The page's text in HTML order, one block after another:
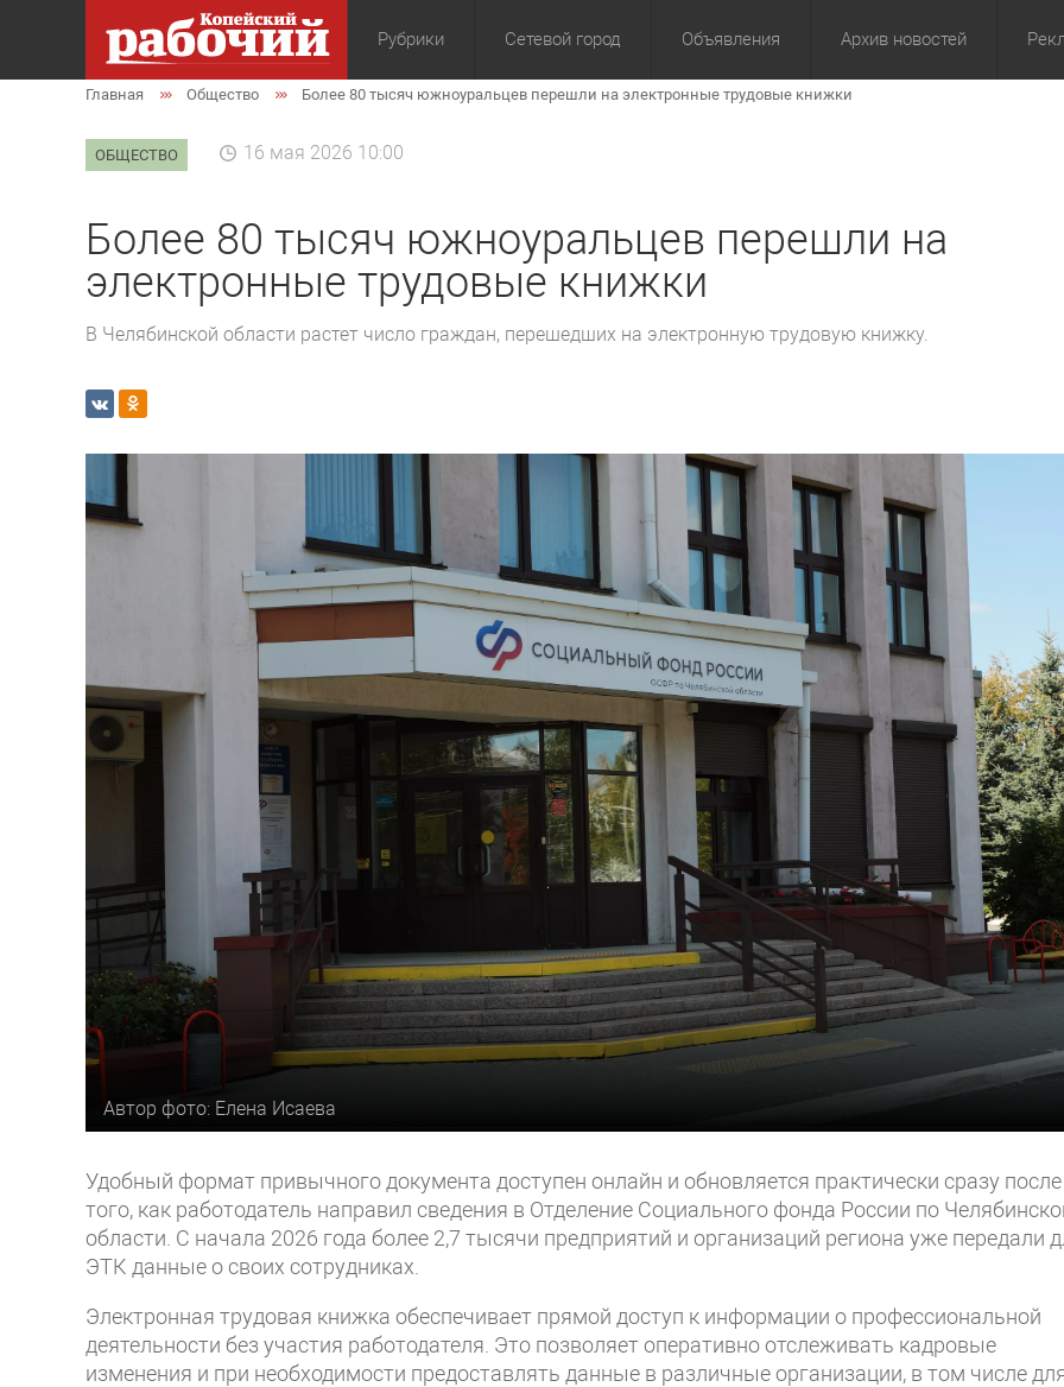
Рубрики
Общество Экономика Культура Политика
Сетевой город Объявления Архив новостей
За сутки
Главная Общество Более 80 тысяч южноуральцев перешли на электронные трудовые книжки
ОБЩЕСТВО 16 мая 2026 10:00
Более 80 тысяч южноуральцев перешли на
электронные трудовые книжки
В Челябинской области растет число граждан, перешедших на электронную трудовую книжку.
Автор фото: Елена Исаева
Удобный формат привычного документа доступен онлайн и обновляется практически сразу после
того, как работодатель направил сведения в Отделение Социального фонда России по
области. С начала 2026 года более 2,7 тысячи предприятий и организаций региона уже передали
ЭТК данные о своих сотрудниках.
Электронная трудовая книжка обеспечивает прямой доступ к информации о профессиональной
деятельности без участия работодателя. Это позволяет оперативно отслеживать кадровые
изменения и при необходимости предоставлять данные в различные организации, в том числе